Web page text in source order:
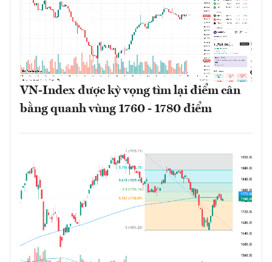
VN-Index được kỳ vọng tìm lại điểm cân
bằng quanh vùng 1760 - 1780 điểm